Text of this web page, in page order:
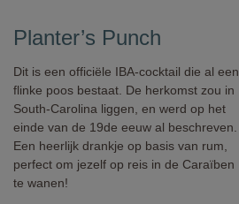
Planter’s Punch
Dit is een officiële IBA-cocktail die al een
flinke poos bestaat. De herkomst zou in
South-Carolina liggen, en werd op het
einde van de 19de eeuw al beschreven.
Een heerlijk drankje op basis van rum,
perfect om jezelf op reis in de Caraïben
te wanen!